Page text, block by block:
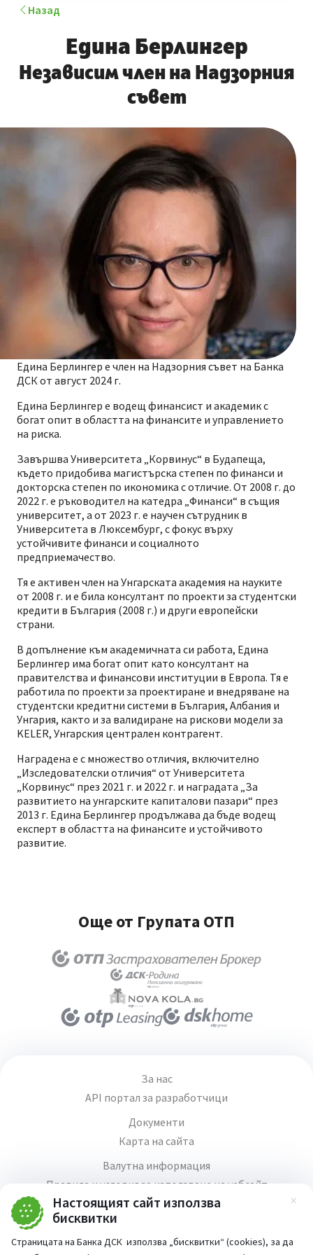
Настоящият сайт използва
бисквитки
Страницата на Банка ДСК използва „бисквитки“ (cookies), за да
Назад
Едина Берлингер
Независим член на Надзорния
съвет
Едина Берлингер е член на Надзорния съвет на Банка
ДСК от август 2024 г.
Едина Берлингер е водещ финансист и академик с
богат опит в областта на финансите и управлението
на риска.
Завършва Университета „Корвинус“ в Будапеща,
където придобива магистърска степен по финанси и
докторска степен по икономика с отличие. От 2008 г. до
2022 г. е ръководител на катедра „Финанси“ в същия
университет, а от 2023 г. е научен сътрудник в
Университета в Люксембург, с фокус върху
устойчивите финанси и социалното
предприемачество.
Тя е активен член на Унгарската академия на науките
от 2008 г. и е била консултант по проекти за студентски
кредити в България (2008 г.) и други европейски
страни.
В допълнение към академичната си работа, Едина
Берлингер има богат опит като консултант на
правителства и финансови институции в Европа. Тя е
работила по проекти за проектиране и внедряване на
студентски кредитни системи в България, Албания и
Унгария, както и за валидиране на рискови модели за
KELER, Унгарския централен контрагент.
Наградена е с множество отличия, включително
„Изследователски отличия“ от Университета
„Корвинус“ през 2021 г. и 2022 г. и наградата „За
развитието на унгарските капиталови пазари“ през
2013 г. Едина Берлингер продължава да бъде водещ
експерт в областта на финансите и устойчивото
развитие.
Още от Групата ОТП
За нас
API портал за разработчици
Документи
Карта на сайта
Валутна информация
Правила и условия за използване на уебсайт
Медия център
Продажба на имоти